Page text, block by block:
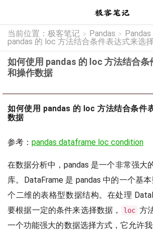
当前位置： 极客笔记 > Pandas >
pandas 的 loc 方法结合条件表达式来选
如何使用 pandas 的 loc 方法结合条
和操作数据
如何使用 pandas 的 loc 方法结合条件
数据
参考： pandas dataframe loc condition
在数据分析中，pandas 是一个非常强大
库。DataFrame 是 pandas 中的一个基
个二维的表格型数据结构。在处理
要根据一定的条件来选择数据，
loc 方
一个功能强大的数据选择方式，它允许